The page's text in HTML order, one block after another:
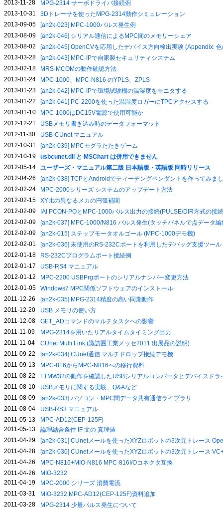
2013-11-28
MPG-2314 サーボドライバ接続例
2013-10-31
3Dトレーサを使ったMPG-2314動作シミュレーション
2013-09-05
[an2k-023] MPC-1000パルス発生例
2013-08-09
[an2k-046] シリアル通信によるMPC間のメモリーシェア
2013-08-02
[an2k-045] OpenCVを応用したデバイス方向検出実験 (Appendix:
2013-03-28
[an2k-043] MPC-IPで自家製セキュリティシステム
2013-02-18
MRS-MCOMの動作確認方法
2013-01-24
MPC-1000、MPC-N816 のYPLS、ZPLS
2013-01-23
[an2k-042] MPC-IPで環境試験機の温湿度をモニタする
2013-01-22
[an2k-041] PC-2200を使った温湿度ロガーにTPCアクセスする
2013-01-10
MPC-1000はDC15V電源で使用可能か
2012-12-21
USBメモリ書き込み時のデータフォーマット
2012-11-30
USB-CUnet マニュアル
2012-10-31
[an2k-039] MPCモグラたたきゲーム
2012-10-19
usbcunet.dll と MSChart は併用できません
2012-05-14
ユーザーズ・マニュアル第二版 日本語版・英語版 同時リリース
2012-04-26
[an2k-038] TCPとAndroidでティーチングペンダントを作ってみま
2012-02-24
MPC-2000シリーズ システムのアップデート方法
2012-02-15
XY比の異なるメカの円弧補間
2012-02-09
IAI PCON-POとMPC-1000パルス出力の接続(PULSE/DIR方式の接
2012-02-09
[an2k-037] MPC-1000/N816 パルス発生(タッチパネルで点データ
2012-02-09
[an2k-015] ステップモータオルゴール (MPC-1000デモ機)
2012-02-01
[an2k-036] 未使用のRS-232Cポートを利用したデバッグ支援ツール
2012-01-18
RS-232Cプログラムポート接続例
2012-01-17
USB-RS4 マニュアル
2012-01-12
MPC-2200 USBPrgポートのシリアルナンバー変更方法
2012-01-05
Windows7 MPC関係ソフトウェアのインストール
2011-12-26
[an2k-035] MPG-2314精度の高い同期動作
2011-12-20
USB メモリの使い方
2011-12-08
GET_ADコマンドのマルチタスクへの影響
2011-11-09
MPG-2314を用いたリアルタイムタイミング出力
2011-11-04
CUnet Multi Link (諏訪圏工業メッセ2011 出展品の説明)
2011-09-22
[an2k-034] CUnet通信 マルチドロップ接続デモ機
2011-09-13
MPC-816からMPC-N816への移行資料
2011-08-22
FTMW32の動作を確認したUSBシリアルコンバータとデバイスドラ
2011-08-10
USBメモリに関する実験、Q&Aなど
2011-08-09
[an2k-033] パソコン・MPC間データ共有通信ライブラリ
2011-08-04
USB-RS3 マニュアル
2011-05-13
MPC-AD12(CEP-125F)
2011-05-13
論理結合条件 IF 文の 真理値
2011-04-29
[an2k-031] CUnetメールを使ったXYZロボットの3次元トレース
2011-04-28
[an2k-030] CUnetメールを使ったXYZロボットの3次元トレース
2011-04-26
MPC-N816+MIO-N816 MPC-816I/Oコネクタ互換
2011-04-26
MIO-3232
2011-04-19
MPC-2000 シリーズ 消費電流
2011-03-31
MIO-3232,MPC-AD12(CEP-125F)資料追加
2011-03-28
MPG-2314 少量パルス発生について